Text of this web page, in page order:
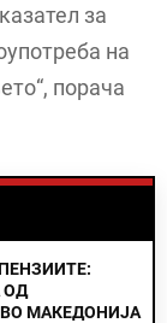
за
на
порача
ОД
МАКЕДОНИЈА